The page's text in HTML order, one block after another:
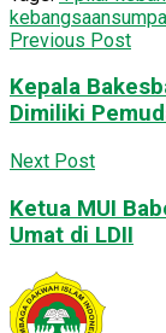
kebangsaan
Previous Post
Kepala
Dimiliki
Next Post
Ketua MUI
Umat di LDII